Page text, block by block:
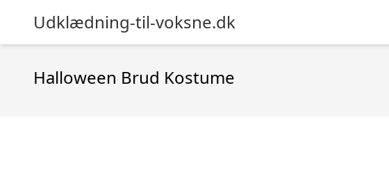
Udklædning-til-voksne.dk
Halloween Brud Kostume